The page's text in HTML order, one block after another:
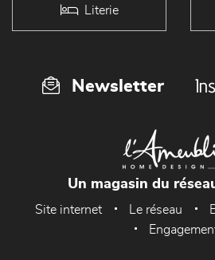
Literie
Newsletter
Un magasin du
Site internet Le réseau